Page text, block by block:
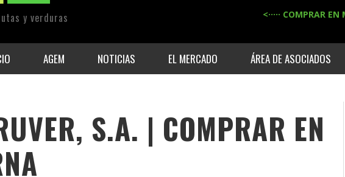
y verduras <····· COMPRAR EN
AGEM NOTICIAS EL MERCADO ÁREA DE ASOCIADOS
S.A. | COMPRAR EN